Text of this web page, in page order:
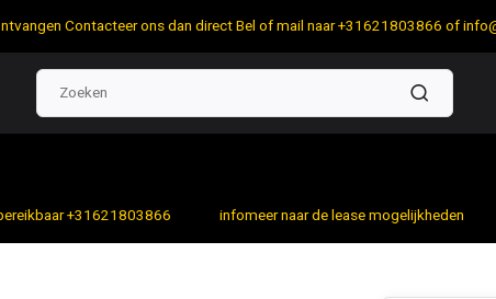
Contacteer ons dan direct Bel of mail naar +31621803866 of
+31621803866 infomeer naar de lease mogelijkheden